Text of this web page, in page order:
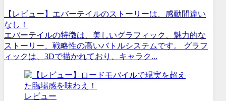
【レビュー】エバーテイルのストーリーは、感動間違い
なし！
エバーテイルの特徴は、美しいグラフィック、魅力的な
ストーリー、戦略性の高いバトルシステムです。 グラフ
ィックは、3Dで描かれており、キャラク...
レビュー